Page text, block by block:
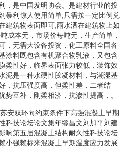
，是中国发明协会。是建材行业的投
暴利惊人使用简单,只需按一定比例兑
建筑物表面即可,雨水洒在建筑物上如
成本元，市场价每吨元，生产简单，
，无需大设备投资，化工原料全国各
涂料既包含有机聚合物乳液，又包含
柔性好，临界表面张力较低，装饰效
泥是一种水硬性胶凝材料，与潮湿基
，抗压强度高，但柔性差，二者结
势互补，刚柔相济，抗渗性提高，。
安双环向约束条件下高强混凝土早期
科技论坛论文集年缪昌文刘加平刘建
响第五届混凝土结构耐久性科技论坛
小强赖标来混凝土早期温度应力发展